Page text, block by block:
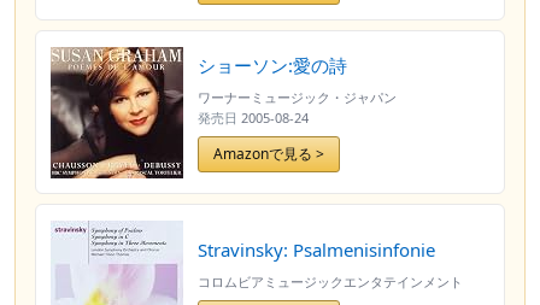
ショーソン:愛の詩
ワーナーミュージック・ジャパン
発売日 2005-08-24
Amazonで見る >
Stravinsky: Psalmenisinfonie
コロムビアミュージックエンタテインメント